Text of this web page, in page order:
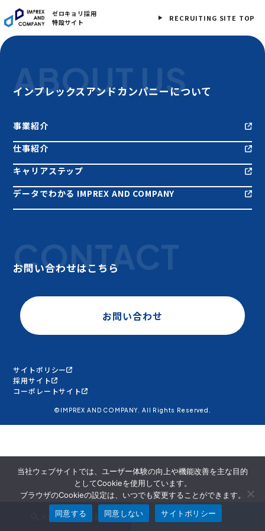
ゼロキョリ採用
特設サイト
RECRUITING SITE TOP
メンバーを探す 面談申込
ABOUT US
インプレックスアンドカンパニーについて
事業紹介
仕事紹介
キャリアステップ
データでわかる IMPREX AND COMPANY
CONTACT
お問い合わせはこちら
お問い合わせ
©IMPREX AND COMPANY. All Rights Reserved.
サイトポリシー
採用サイト
コーポレートサイト
当社ウェブサイトでは、ユーザー体験の向上や機能改善を主な目的
としてCookieを使用しています。
ブラウザのCookieの設定は、いつでも変更することができます。
同意する
同意しない サイトポリシー